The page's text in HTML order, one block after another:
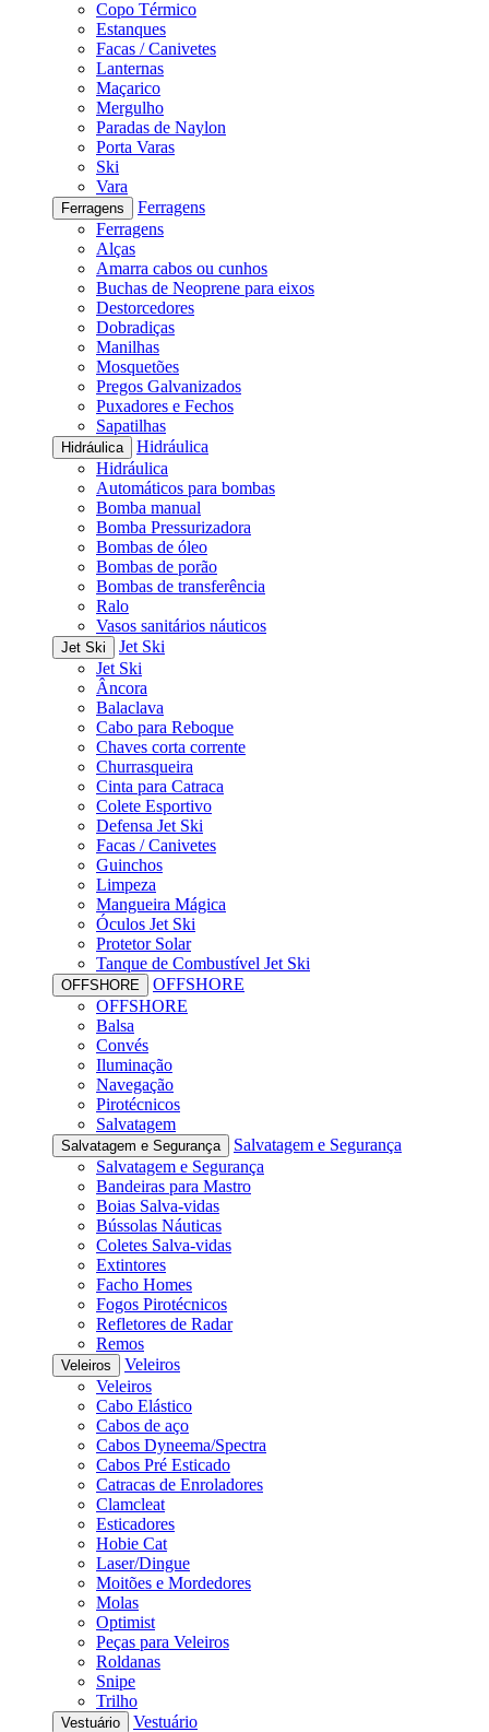
Copo Térmico
Estanques
Facas / Canivetes
Lanternas
Maçarico
Mergulho
Paradas de Naylon
Porta Varas
Ski
Vara
Ferragens
Ferragens
Ferragens
Alças
Amarra cabos ou cunhos
Buchas de Neoprene para eixos
Destorcedores
Dobradiças
Manilhas
Mosquetões
Pregos Galvanizados
Puxadores e Fechos
Sapatilhas
Hidráulica
Hidráulica
Hidráulica
Automáticos para bombas
Bomba manual
Bomba Pressurizadora
Bombas de óleo
Bombas de porão
Bombas de transferência
Ralo
Vasos sanitários náuticos
Jet Ski
Jet Ski
Jet Ski
Âncora
Balaclava
Cabo para Reboque
Chaves corta corrente
Churrasqueira
Cinta para Catraca
Colete Esportivo
Defensa Jet Ski
Facas / Canivetes
Guinchos
Limpeza
Mangueira Mágica
Óculos Jet Ski
Protetor Solar
Tanque de Combustível Jet Ski
OFFSHORE
OFFSHORE
OFFSHORE
Balsa
Convés
Iluminação
Navegação
Pirotécnicos
Salvatagem
Salvatagem e Segurança
Salvatagem e Segurança
Salvatagem e Segurança
Bandeiras para Mastro
Boias Salva-vidas
Bússolas Náuticas
Coletes Salva-vidas
Extintores
Facho Homes
Fogos Pirotécnicos
Refletores de Radar
Remos
Veleiros
Veleiros
Veleiros
Cabo Elástico
Cabos de aço
Cabos Dyneema/Spectra
Cabos Pré Esticado
Catracas de Enroladores
Clamcleat
Esticadores
Hobie Cat
Laser/Dingue
Moitões e Mordedores
Molas
Optimist
Peças para Veleiros
Roldanas
Snipe
Trilho
Vestuário
Vestuário